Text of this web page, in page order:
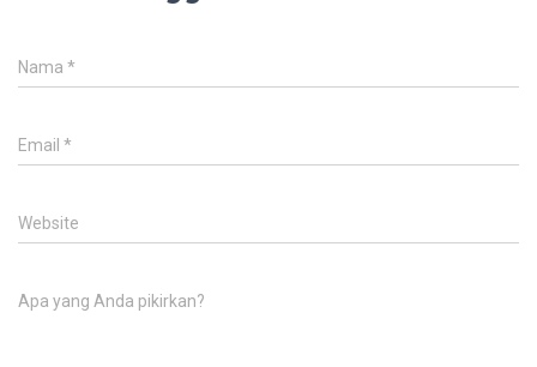
Nama *
Email *
Website
Apa yang Anda pikirkan?